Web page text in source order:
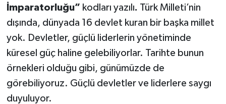
İmparatorluğu” kodları yazılı. Türk Milleti’nin
dışında, dünyada 16 devlet kuran bir başka millet
yok. Devletler, güçlü liderlerin yönetiminde
küresel güç haline gelebiliyorlar. Tarihte bunun
örnekleri olduğu gibi, günümüzde de
görebiliyoruz. Güçlü devletler ve liderlere saygı
duyuluyor.